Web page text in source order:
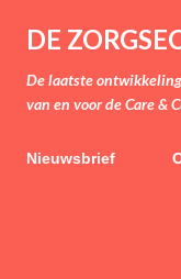
DE
De laatste
van en voor de Care &
Nieuwsbrief